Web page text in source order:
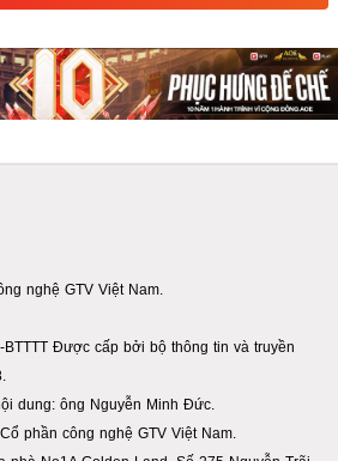
nghệ GTV Việt Nam.
BTTTT Được cấp bởi bộ thông tin và truyền
dung: ông Nguyễn Minh Đức.
phần công nghệ GTV Việt Nam.